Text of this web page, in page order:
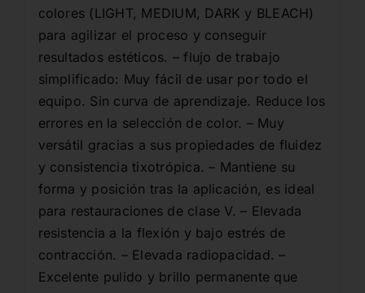
colores (LIGHT, MEDIUM, DARK y BLEACH)
para agilizar el proceso y conseguir
resultados estéticos. – flujo de trabajo
simplificado: Muy fácil de usar por todo el
equipo. Sin curva de aprendizaje. Reduce los
errores en la selección de color. – Muy
versátil gracias a sus propiedades de fluidez
y consistencia tixotrópica. – Mantiene su
forma y posición tras la aplicación, es ideal
para restauraciones de clase V. – Elevada
resistencia a la flexión y bajo estrés de
contracción. – Elevada radiopacidad. –
Excelente pulido y brillo permanente que